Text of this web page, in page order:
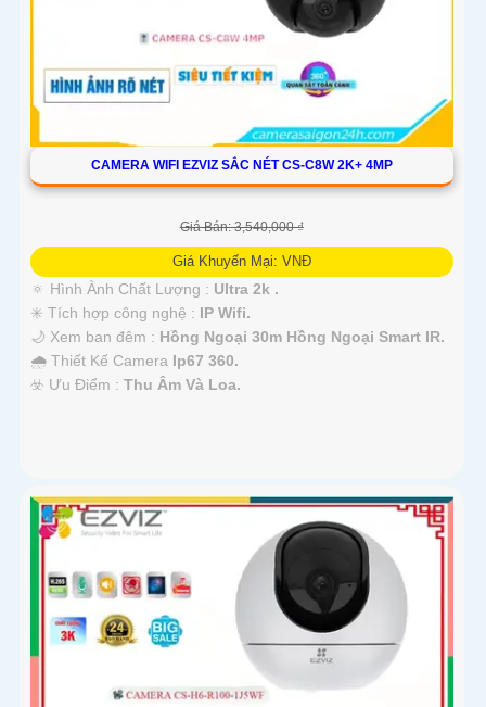
CAMERA WIFI EZVIZ SẮC NÉT CS-C8W 2K+ 4MP
Giá Bán: 3,540,000 ₫
Giá Khuyến Mại: VNĐ
🔅 Hình Ành Chất Lượng : Ultra 2k .
✳️ Tích hợp công nghệ : IP Wifi.
🌙 Xem ban đêm : Hồng Ngoại 30m Hồng Ngoại Smart IR.
🌧️ Thiết Kế Camera Ip67 360.
️☣️ Ưu Điểm : Thu Âm Và Loa.